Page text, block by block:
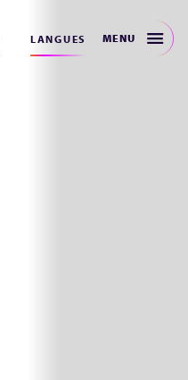
LANGUES MENU